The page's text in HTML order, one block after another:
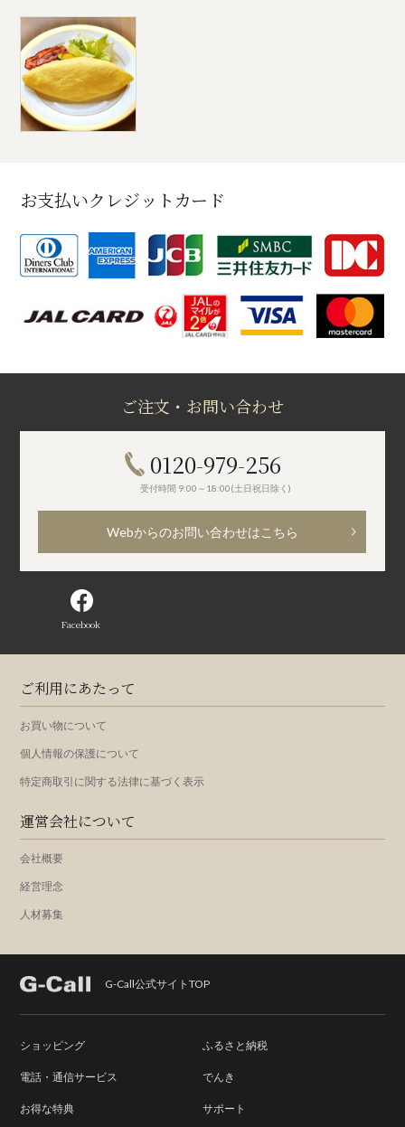
お支払いクレジットカード
ご注文・お問い合わせ
0120-979-256
受付時間 9:00～18:00(土日祝日除く)
Webからのお問い合わせはこちら
Facebook
ご利用にあたって
お買い物について
個人情報の保護について
特定商取引に関する法律に基づく表示
運営会社について
会社概要
経営理念
人材募集
G-Call公式サイトTOP
ショッピング ふるさと納税
電話・通信サービス でんき
お得な特典 サポート